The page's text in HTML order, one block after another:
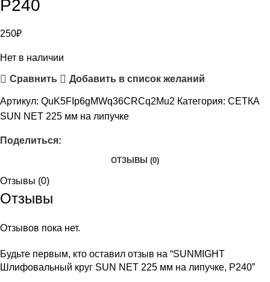
P240
250₽
Нет в наличии
Сравнить Добавить в список желаний
Артикул: QuK5FIp6gMWq36CRCq2Mu2 Категория: СЕТКА
SUN NET 225 мм на липучке
Поделиться:
ОТЗЫВЫ (0)
Отзывы (0)
Отзывы
Отзывов пока нет.
Будьте первым, кто оставил отзыв на “SUNMIGHT
Шлифовальный круг SUN NET 225 мм на липучке, P240”